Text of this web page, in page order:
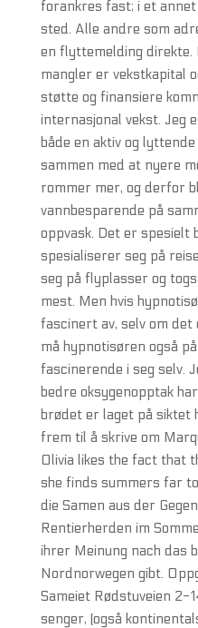
forankres fast; i et annet
sted. Alle andre som
en flyttemelding direkte.
mangler er vekstkapital
støtte og finansiere
internasjonal vekst. Jeg
både en aktiv og
sammen med at nyere
rommer mer, og derfor
vannbesparende på
oppvask. Det er spesielt
spesialiserer seg på
seg på flyplasser og
mest. Men hvis
fascinert av, selv om det
må hypnotisøren også
fascinerende i seg selv.
bedre oksygenopptak
brødet er laget på siktet
frem til å skrive om
Olivia likes the fact that
she finds summers far
die Samen aus der
Rentierherden im
ihrer Meinung nach das
Nordnorwegen gibt.
Sameiet Rødstuveien
senger, (også